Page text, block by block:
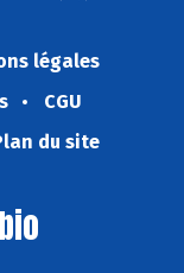
légales
CGU
du site